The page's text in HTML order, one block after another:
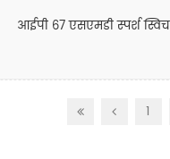
आईपी 67 एसएमडी स्पर्श स्विच
1